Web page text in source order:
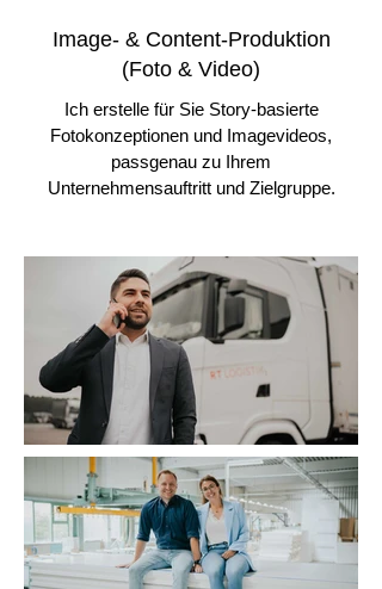
Image- & Content-Produktion
(Foto & Video)
Ich erstelle für Sie Story-basierte
Fotokonzeptionen und Imagevideos,
passgenau zu Ihrem
Unternehmensauftritt und Zielgruppe.